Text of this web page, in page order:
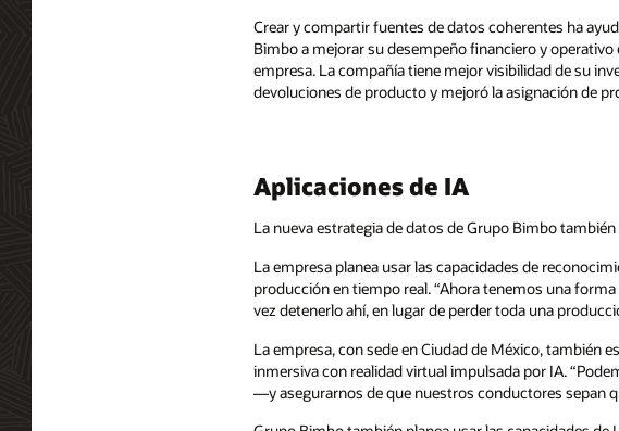
Crear y compartir fuentes de datos coherentes ha
Bimbo a mejorar su desempeño financiero y operativo
empresa. La compañía tiene mejor visibilidad de su
devoluciones de producto y mejoró la asignación de
Aplicaciones de IA
La nueva estrategia de datos de Grupo Bimbo
La empresa planea usar las capacidades de
producción en tiempo real. “Ahora tenemos una
vez detenerlo ahí, en lugar de perder toda una
La empresa, con sede en Ciudad de México, también
inmersiva con realidad virtual impulsada por IA.
—y asegurarnos de que nuestros conductores sepan